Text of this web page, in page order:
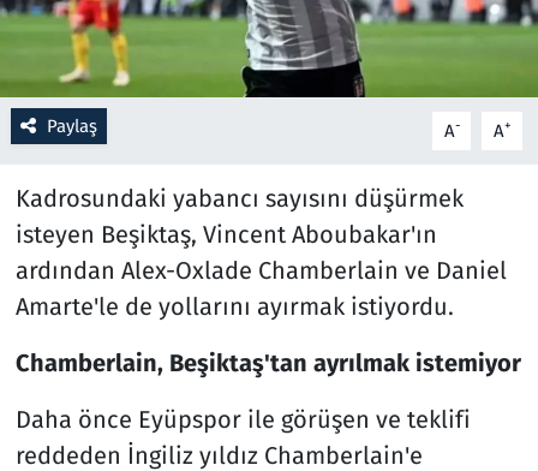
Paylaş A- A+
Kadrosundaki yabancı sayısını düşürmek
isteyen Beşiktaş, Vincent Aboubakar'ın
ardından Alex-Oxlade Chamberlain ve Daniel
Amarte'le de yollarını ayırmak istiyordu.
Chamberlain, Beşiktaş'tan ayrılmak istemiyor
Daha önce Eyüpspor ile görüşen ve teklifi
reddeden İngiliz yıldız Chamberlain'e
Sağlık
Savunma Sanayi
Spor
Teknoloji ve Bilim
Televizyon